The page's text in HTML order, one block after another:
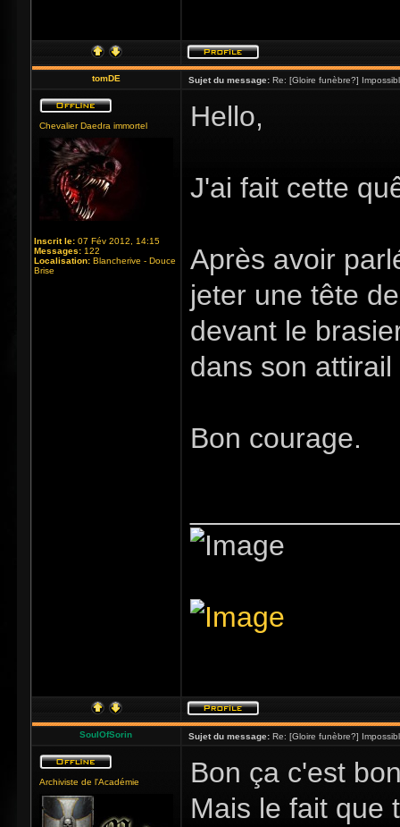
tomDE Sujet du message: Re: [Gloire funèbre?]
Chevalier Daedra immortel
Inscrit le: 07 Fév 2012, 14:15
Messages: 122
Localisation: Blancherive - Douce
Brise
Hello,
J'ai fait cette
Après avoir
jeter une tête
devant le
dans son
Bon courage.
SoulOfSorin Sujet du message: Re: [Gloire funèbre?]
Archiviste de l'Académie
Bon ça c'est
Mais le fait que